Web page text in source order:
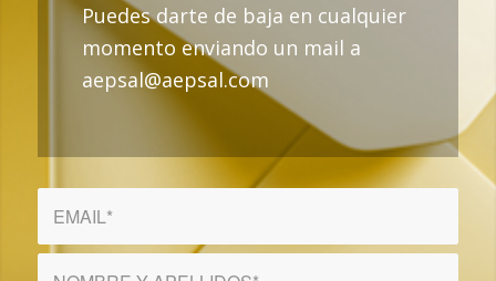
Puedes darte de baja en cualquier
momento enviando un mail a
aepsal@aepsal.com